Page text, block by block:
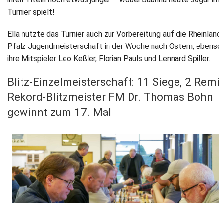
Turnier spielt!
Ella nutzte das Turnier auch zur Vorbereitung auf die
Pfalz Jugendmeisterschaft in der Woche nach Ostern,
ihre Mitspieler Leo Keßler, Florian Pauls und Lennard Spiller.
Blitz-Einzelmeisterschaft: 11 Siege, 2
Rekord-Blitzmeister FM Dr. Thomas Bohn
gewinnt zum 17. Mal